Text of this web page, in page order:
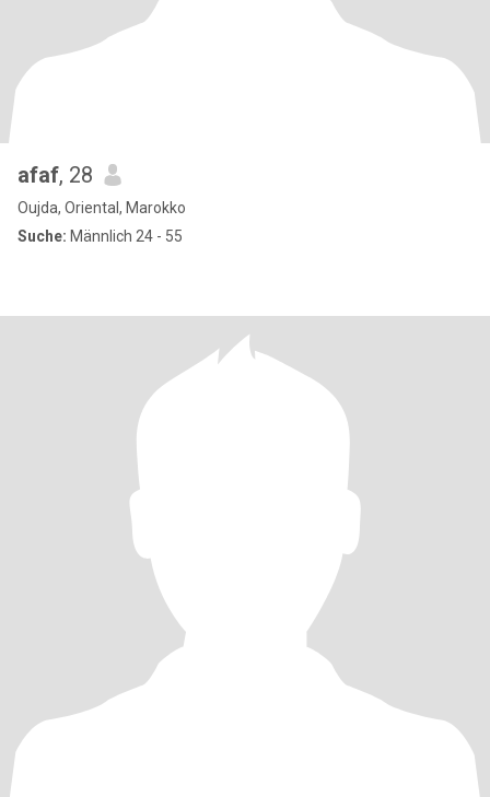
afaf, 28
Oujda, Oriental, Marokko
Suche: Männlich 24 - 55